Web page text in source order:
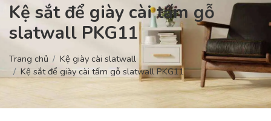
Kệ sắt để giày cài tấm gỗ
slatwall PKG11
Trang chủ
Kệ giày cài slatwall
Kệ sắt để giày cài tấm gỗ slatwall PKG11